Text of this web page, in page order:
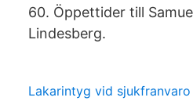
60. Öppettider till
Lindesberg.
Lakarintyg vid sjukfranvaro